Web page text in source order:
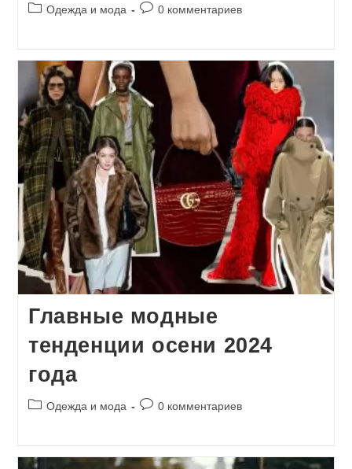
Рубрика
Одежда и мода
Комментарии
0 комментариев
Главные модные
тенденции осени 2024
года
Рубрика
Одежда и мода
Комментарии
0 комментариев